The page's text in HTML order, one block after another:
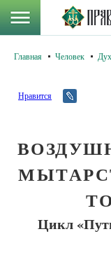
Главная Человек
Нравится
Цикл